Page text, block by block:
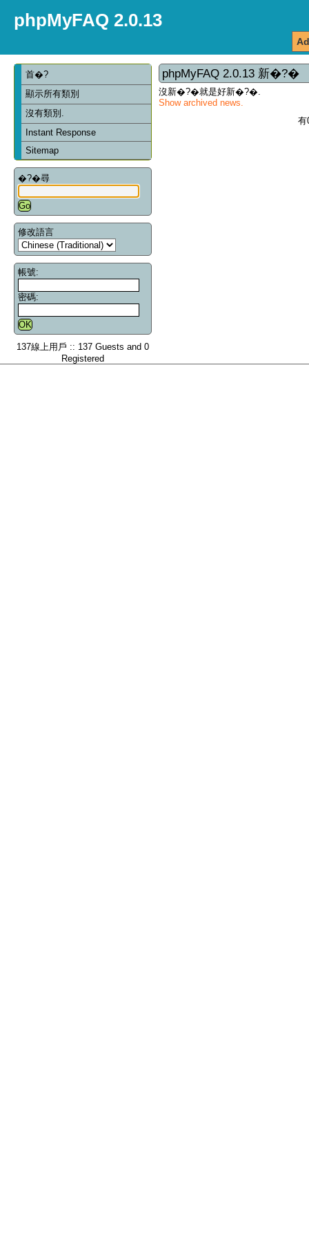
phpMyFAQ 2.0.13
首�?
顯示所有類別
沒有類別.
Instant Response
Sitemap
�?�尋
修改語言
帳號:
密碼:
137線上用戶 :: 137 Guests and 0
Registered
phpMyFAQ 2.0.13 新�?�
沒新�?�就是好新�?�.
Show archived news.
有